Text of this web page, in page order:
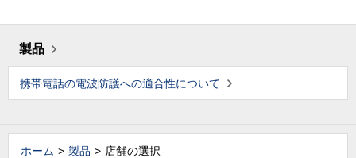
製品
携帯電話の電波防護への適合性について
ホーム 製品 店舗の選択